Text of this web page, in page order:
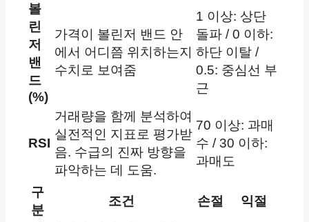
볼
린
저
밴
드
(%)
가격이 볼린저 밴드 안
에서 어디쯤 위치하는지
수치로 보여줌
1 이상: 상단
돌파 / 0 이하:
하단 이탈 /
0.5: 중심선 부
근
RSI
거래량을 함께 분석하여
실전적인 지표로 평가받
음. 수급의 진짜 방향을
파악하는 데 도움.
70 이상: 과매
수 / 30 이하:
과매도
구
분
조건 손절 익절